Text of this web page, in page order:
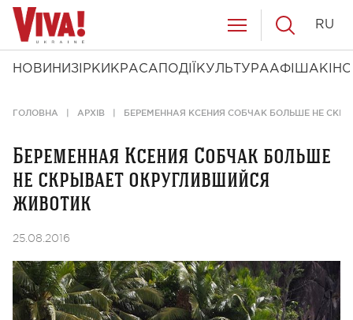
НОВИНИ ЗІРКИ КРАСА ПОДІЇ КУЛЬТУРААФІША КІНО
RU
ГОЛОВНА АРХІВ БЕРЕМЕННАЯ КСЕНИЯ СОБЧАК БОЛЬШЕ НЕ
Беременная Ксения Собчак больше
не скрывает округлившийся
животик
25.08.2016